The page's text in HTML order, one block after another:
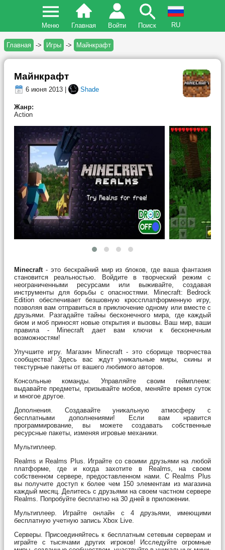
Меню Главная Войти Поиск RU
Главная -> Игры -> Майнкрафт
Майнкрафт
6 июня 2013 | Shade
Жанр:
Action
Minecraft - это бескрайний мир из блоков, где ваша фантазия
становится реальностью. Войдите в творческий режим с
неограниченными ресурсами или выживайте, создавая
инструменты для борьбы с опасностями. Minecraft: Bedrock
Edition обеспечивает безшовную кроссплатформенную игру,
позволяя вам отправиться в приключение одному или вместе с
друзьями. Разгадайте тайны бесконечного мира, где каждый
биом и моб приносят новые открытия и вызовы. Ваш мир, ваши
правила - Minecraft дает вам ключи к бесконечным
возможностям!
Улучшите игру. Магазин Minecraft - это сборище творчества
сообщества! Здесь вас ждут уникальные миры, скины и
текстурные пакеты от вашего любимого авторов.
Консольные команды. Управляйте своим геймплеем:
выдавайте предметы, призывайте мобов, меняйте время суток
и многое другое.
Дополнения. Создавайте уникальную атмосферу с
бесплатными дополнениями! Если вам нравится
программирование, вы можете создавать собственные
ресурсные пакеты, изменяя игровые механики.
Мультиплеер.
Realms и Realms Plus. Играйте со своими друзьями на любой
платформе, где и когда захотите в Realms, на своем
собственном сервере, предоставленном нами. С Realms Plus
вы получите доступ к более чем 150 элементам из магазина
каждый месяц. Делитесь с друзьями на своем частном сервере
Realms. Попробуйте бесплатно на 30 дней в приложении.
Мультиплеер. Играйте онлайн с 4 друзьями, имеющими
бесплатную учетную запись Xbox Live.
Серверы. Присоединяйтесь к бесплатным сетевым серверам и
играйте с тысячами других игроков! Исследуйте огромные